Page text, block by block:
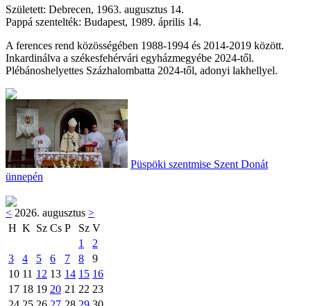
Született: Debrecen, 1963. augusztus 14.
Pappá szentelték: Budapest, 1989. április 14.
A ferences rend közösségében 1988-1994 és 2014-2019 között.
Inkardinálva a székesfehérvári egyházmegyébe 2024-től.
Plébánoshelyettes Százhalombatta 2024-től, adonyi lakhellyel.
Püspöki szentmise Szent Donát
ünnepén
< 2026. augusztus >
H K Sz Cs P Sz V
1
2
3
4 5 6 7 8
9
10 11 12 13 14 15 16
17 18 19 20 21 22 23